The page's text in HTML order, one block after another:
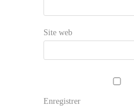
Site web
Enregistrer